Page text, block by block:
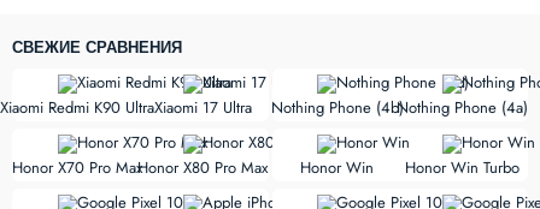
СВЕЖИЕ СРАВНЕНИЯ
Xiaomi Redmi K90 Ultra
vs
Xiaomi 17 Ultra
Nothing Phone (4b)
vs
Nothing Phone (4a)
Honor X70 Pro Max
vs
Honor X80 Pro Max
Honor Win
vs
Honor Win Turbo
vs
vs